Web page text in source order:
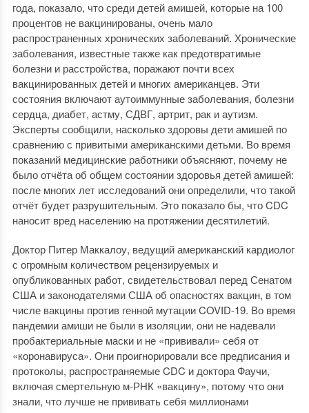
года, показало, что среди детей амишей, которые на 100
процентов не вакцинированы, очень мало
распространенных хронических заболеваний. Хронические
заболевания, известные также как предотвратимые
болезни и расстройства, поражают почти всех
вакцинированных детей и многих американцев. Эти
состояния включают аутоиммунные заболевания, болезни
сердца, диабет, астму, СДВГ, артрит, рак и аутизм.
Эксперты сообщили, насколько здоровы дети амишей по
сравнению с привитыми американскими детьми. Во время
показаний медицинские работники объясняют, почему не
было отчёта об общем состоянии здоровья детей амишей:
после многих лет исследований они определили, что такой
отчёт будет разрушительным. Это показало бы, что CDC
наносит вред населению на протяжении десятилетий.
Доктор Питер Маккалоу, ведущий американский кардиолог
с огромным количеством рецензируемых и
опубликованных работ, свидетельствовал перед Сенатом
США и законодателями США об опасностях вакцин, в том
числе вакцины против генной мутации COVID-19. Во время
пандемии амиши не были в изоляции, они не надевали
пробактериальные маски и не «прививали» себя от
«коронавируса». Они проигнорировали все предписания и
протоколы, распространяемые CDC и доктора Фаучи,
включая смертельную м-РНК «вакцину», потому что они
знали, что лучше не прививать себя миллионами